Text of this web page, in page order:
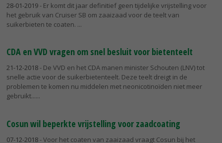
28-01-2019- Er komt dit jaar definitief geen tijdelijke vrijstelling voor
het gebruik van Cruiser SB om zaaizaad voor de teelt van
suikerbieten te coaten.
CDA en VVD vragen om snel besluit voor bietenteelt
21-12-2018- De VVD en het CDA manen minister Schouten (LNV) tot
snelle actie voor de suikerbietenteelt. Deze teelt dreigt in de
problemen te komen nu middelen met neonicotinoïden niet meer
gebruikt...
Cosun wil beperkte vrijstelling voor zaadcoating
07-12-2018- Voor het coaten van zaaizaad vraagt Cosun bij het